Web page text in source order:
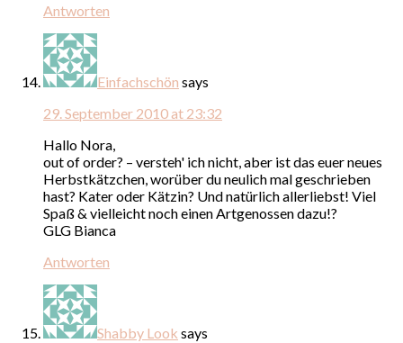
Antworten
Einfachschön says
29. September 2010 at 23:32
Hallo Nora,
out of order? – versteh' ich nicht, aber ist das euer neues
Herbstkätzchen, worüber du neulich mal geschrieben
hast? Kater oder Kätzin? Und natürlich allerliebst! Viel
Spaß & vielleicht noch einen Artgenossen dazu!?
GLG Bianca
Antworten
Shabby Look says